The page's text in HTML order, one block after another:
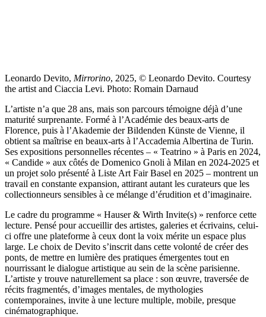
Leonardo Devito, Mirrorino, 2025, © Leonardo Devito. Courtesy
the artist and Ciaccia Levi. Photo: Romain Darnaud
L’artiste n’a que 28 ans, mais son parcours témoigne déjà d’une
maturité surprenante. Formé à l’Académie des beaux-arts de
Florence, puis à l’Akademie der Bildenden Künste de Vienne, il
obtient sa maîtrise en beaux-arts à l’Accademia Albertina de Turin.
Ses expositions personnelles récentes – « Teatrino » à Paris en 2024,
« Candide » aux côtés de Domenico Gnoli à Milan en 2024-2025 et
un projet solo présenté à Liste Art Fair Basel en 2025 – montrent un
travail en constante expansion, attirant autant les curateurs que les
collectionneurs sensibles à ce mélange d’érudition et d’imaginaire.
Le cadre du programme « Hauser & Wirth Invite(s) » renforce cette
lecture. Pensé pour accueillir des artistes, galeries et écrivains, celui-
ci offre une plateforme à ceux dont la voix mérite un espace plus
large. Le choix de Devito s’inscrit dans cette volonté de créer des
ponts, de mettre en lumière des pratiques émergentes tout en
nourrissant le dialogue artistique au sein de la scène parisienne.
L’artiste y trouve naturellement sa place : son œuvre, traversée de
récits fragmentés, d’images mentales, de mythologies
contemporaines, invite à une lecture multiple, mobile, presque
cinématographique.